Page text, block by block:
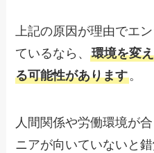
上記の原因が理由でエ
ているなら、環境を変
る可能性があります。
人間関係や労働環境が
ニアが向いていないと